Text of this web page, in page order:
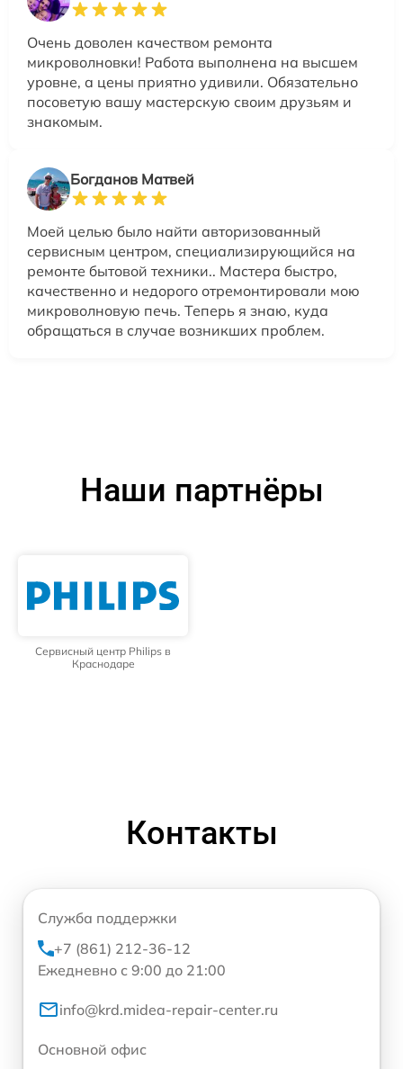
Очень доволен качеством ремонта
микроволновки! Работа выполнена на высшем
уровне, а цены приятно удивили. Обязательно
посоветую вашу мастерскую своим друзьям и
знакомым.
Богданов Матвей
Моей целью было найти авторизованный
сервисным центром, специализирующийся на
ремонте бытовой техники.. Мастера быстро,
качественно и недорого отремонтировали мою
микроволновую печь. Теперь я знаю, куда
обращаться в случае возникших проблем.
Наши партнёры
Сервисный центр Philips в
Краснодаре
Контакты
Служба поддержки
+7 (861) 212-36-12
Ежедневно с 9:00 до 21:00
info@krd.midea-repair-center.ru
Основной офис